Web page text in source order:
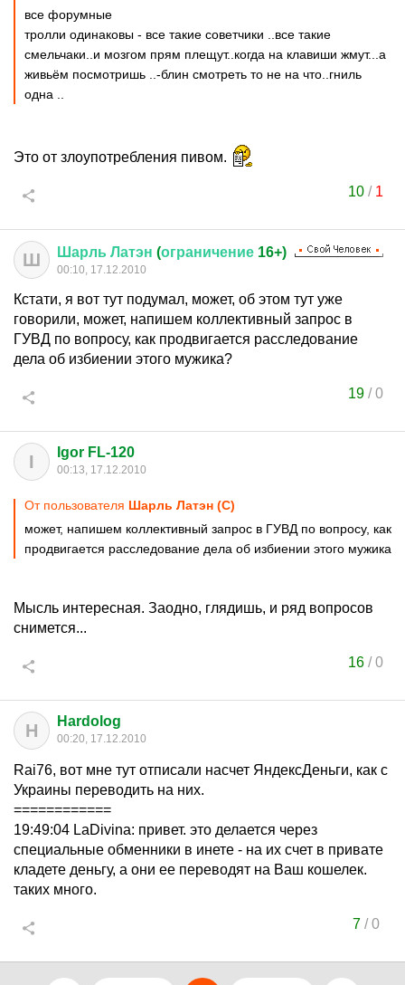
все форумные
тролли одинаковы - все такие советчики ..все такие
смельчаки..и мозгом прям плещут..когда на клавиши жмут...а
живьём посмотришь ..-блин смотреть то не на что..гниль
одна ..
Это от злоупотребления пивом.
10 / 1
Ш Шарль Латэн (ограничение 16+)
00:10, 17.12.2010
Кстати, я вот тут подумал, может, об этом тут уже
говорили, может, напишем коллективный запрос в
ГУВД по вопросу, как продвигается расследование
дела об избиении этого мужика?
19 /0
I Igor FL-120
00:13, 17.12.2010
От пользователя Шарль Латэн (С)
может, напишем коллективный запрос в ГУВД по вопросу, как
продвигается расследование дела об избиении этого мужика
Мысль интересная. Заодно, глядишь, и ряд вопросов
снимется...
16 /0
H Hardolog
00:20, 17.12.2010
Rai76, вот мне тут отписали насчет ЯндексДеньги, как с
Украины переводить на них.
============
19:49:04 LaDivina: привет. это делается через
специальные обменники в инете - на их счет в привате
кладете деньгу, а они ее переводят на Ваш кошелек.
таких много.
7/0